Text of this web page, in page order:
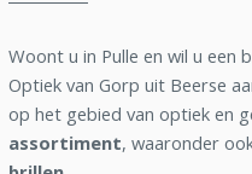
Woont u in Pulle en wil u een
Optiek van Gorp uit Beerse
op het gebied van optiek en
assortiment, waaronder